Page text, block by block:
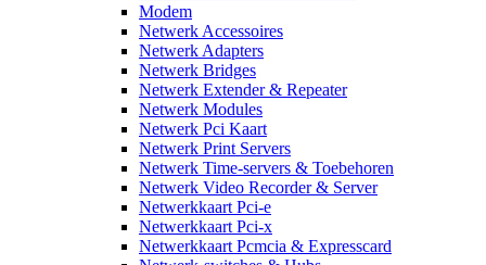
Modem
Netwerk Accessoires
Netwerk Adapters
Netwerk Bridges
Netwerk Extender & Repeater
Netwerk Modules
Netwerk Pci Kaart
Netwerk Print Servers
Netwerk Time-servers & Toebehoren
Netwerk Video Recorder & Server
Netwerkkaart Pci-e
Netwerkkaart Pci-x
Netwerkkaart Pcmcia & Expresscard